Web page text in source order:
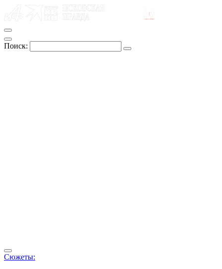
Поиск:
Сюжеты: